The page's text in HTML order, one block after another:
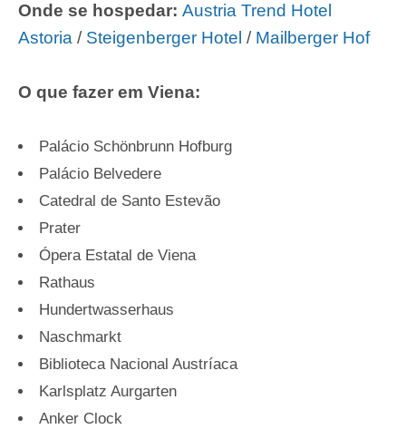
Onde se hospedar: Austria Trend Hotel
Astoria / Steigenberger Hotel / Mailberger Hof
O que fazer em Viena:
Palácio Schönbrunn Hofburg
Palácio Belvedere
Catedral de Santo Estevão
Prater
Ópera Estatal de Viena
Rathaus
Hundertwasserhaus
Naschmarkt
Biblioteca Nacional Austríaca
Karlsplatz Aurgarten
Anker Clock